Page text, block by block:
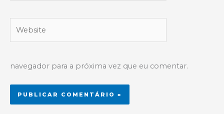
navegador para a próxima vez que eu comentar.